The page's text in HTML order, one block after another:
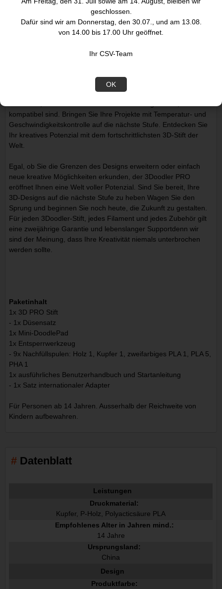
geschlossen.
Dafür sind wir am Donnerstag, den 30.07., und am 13.08.
von 14.00 bis 17.00 Uhr geöffnet.
Ihr CSV-Team
OK
erwecken. Dieser Stift wurde für leidenschaftliche, visionäre
Designer, einfallsreiche Ingenieure und inspirierende Künstler
entwickelt und macht die 3D-Erstellung schnell, einfach und
Präzision bei jeder Anwendung. Es unterstützt eine breite Palette
von Materialien, darunter Holz, Kupfer, Stahl, Vibers, PLA, PHA
kompatibel sind. Bringen Sie Ihre Projekte mit Temperatur- und
Geschwindigkeitskontrolle auf die nächste Stufe. Entdecken Sie
Ihr kreatives Potenzial mit dem fortschrittlichsten 3D-Stift der
Welt.
Egal, ob Sie die Grenzen des Designs erweitern oder einfach
neue kreative Möglichkeiten erkunden, der 3Doodler PRO
eröffnet Ihnen eine Welt voller Potenzial. Sind Sie bereit, Ihre
3D-Designs auf die nächste Stufe zu heben Wagen Sie den
Sprung und beginnen Sie noch heute, die Zukunft zu gestalten.
Für jeden 3Doodler-Stift, jedes Filament und jedes Zubehör gilt
eine zweijährige Garantie und lebenslanger Supportdenn wir
sind der Meinung, dass Ihre Kreativität niemals unterbrochen
werden sollte.
Paketinhalt
1x 3D PRO Stift
- 1x Düsensatz
1x Mini-DoodlePad
1x Entsperrwerkzeug
- 9x Nachfüllspulen: Holz 1, Kupfer 1, zweifarbiges PLA 1, PLA 5,
PHA 1
1x ausführliches Benutzerhandbuch und Startanleitung
- 1x Satz internationaler Adapter
Für Personen ab 14 Jahren. Ausserhalb der Reichweite von
Kindern aufbewahren.
Datenblatt
Leistungen
Druckmaterial:
Kupfer, P-Holz, Polyacticsäure PLA
Empfohlenes Alter in Jahren mind.:
14 Jahre
Ursprungsland:
China
Design
Produktfarbe: